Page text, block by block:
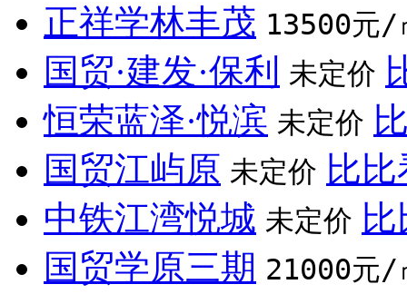
正祥学林丰茂 13500元/
国贸·建发·保利 未定价
恒荣蓝泽·悦滨 未定价
国贸江屿原 未定价 比比
中铁江湾悦城 未定价
国贸学原三期 21000元/